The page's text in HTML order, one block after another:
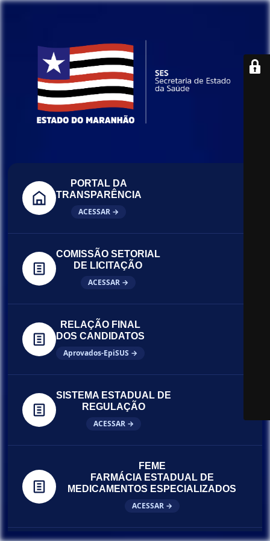
PORTAL DA
TRANSPARÊNCIA
ACESSAR →
COMISSÃO SETORIAL
DE LICITAÇÃO
ACESSAR →
RELAÇÃO FINAL
DOS CANDIDATOS
Aprovados-EpiSUS →
SISTEMA ESTADUAL DE
REGULAÇÃO
ACESSAR →
FEME
FARMÁCIA ESTADUAL DE
MEDICAMENTOS ESPECIALIZADOS
ACESSAR →